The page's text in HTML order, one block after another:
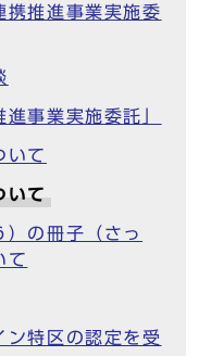
携推進事業実施委
事業実施委託」
いて
いて
）の冊子（さっ
て
ン特区の認定を受